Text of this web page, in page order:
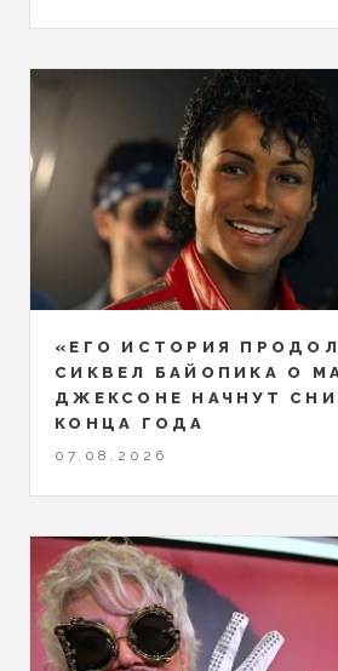
«ЕГО ИСТОРИЯ
СИКВЕЛ БАЙОПИКА О
ДЖЕКСОНЕ НАЧНУТ
КОНЦА ГОДА
07.08.2026